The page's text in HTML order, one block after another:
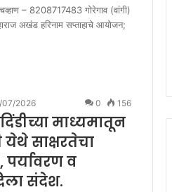
– 8208717483 गोरेगाव (वांगी)
अखंड हरिनाम सप्ताहाचे आयोजन;
07/2026 0 156
माध्यमातून
साक्षरतेचा
पर्यावरण व
संदेश.